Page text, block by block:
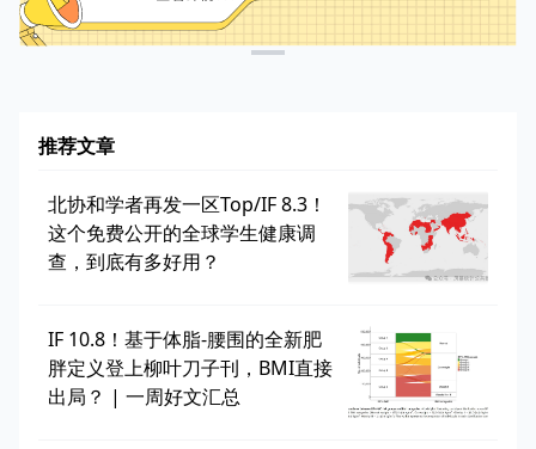
推荐文章
北协和学者再发一区Top/IF 8.3！
这个免费公开的全球学生健康调
查，到底有多好用？
IF 10.8！基于体脂-腰围的全新肥
胖定义登上柳叶刀子刊，BMI直接
出局？ | 一周好文汇总